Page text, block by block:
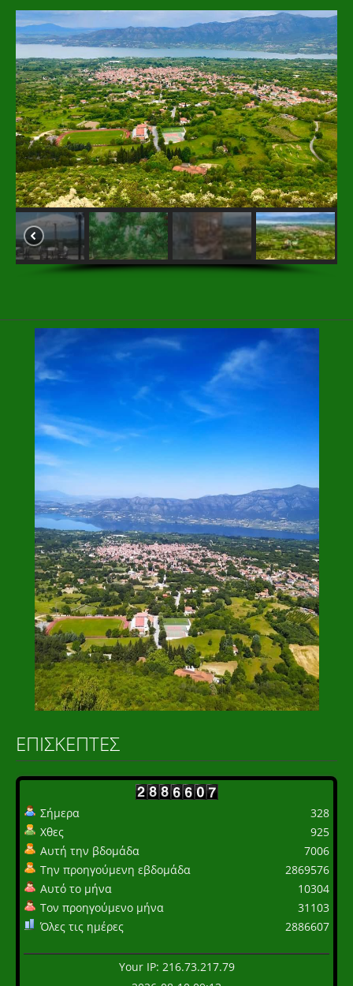
ΕΠΙΣΚΈΠΤΕΣ
Σήμερα
Χθες
Αυτή την βδομάδα
Την προηγούμενη εβδομάδα
Αυτό το μήνα
Τον προηγούμενο μήνα
Όλες τις ημέρες
328
925
7006
2869576
10304
31103
2886607
Your IP: 216.73.217.79